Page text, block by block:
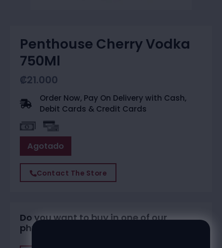
Penthouse Cherry Vodka
750Ml
₡21.000
Order Now, Pay On Delivery with Cash,
Debit Cards & Credit Cards
Agotado
Contact The Store
Do you want to buy in one of our
physical stores?